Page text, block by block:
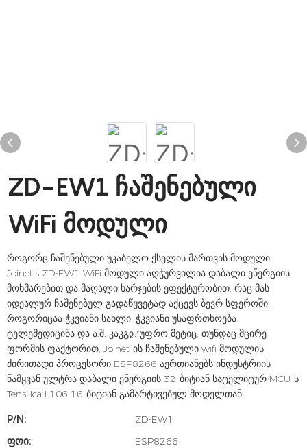
ZD-EW1 ჩაშენებული
WiFi მოდული
როგორც ჩაშენებული უკაბელო ქსელის მართვის მოდული,
Joinet’s ZD-EW1 WiFi მოდული აღჭურვილია დაბალი ენერგიის
მოხმარებით და მაღალი ხარჯების ეფექტურობით, რაც მას
იდეალურ ჩაშენებულ გადაწყვეტად აქცევს ბევრ სფეროში,
როგორიცაა ჭკვიანი სახლი, ჭკვიანი უსაფრთხოება,
ტელემედიცინა და ა.შ. კაკგჲ?’უფრო მეტიც, თუნდაც მცირე
ფორმის ფაქტორით, Joinet-ის ჩაშენებული wifi მოდულის
ძირითადი პროცესორი ESP8266 აერთიანებს ინდუსტრიის
წამყვან ულტრა დაბალი ენერგიის 32-ბიტიან სატელიტურ MCU-ს
Tensilica L106 16-ბიტიან გამარტივებულ მოდელთან.
P/N:
ZD-EW1
Ფოი:
ESP8266